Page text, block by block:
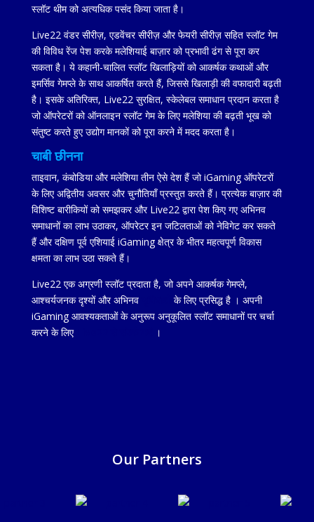
स्लॉट थीम को अत्यधिक पसंद किया जाता है।
Live22 वंडर सीरीज़, एडवेंचर सीरीज़ और फेयरी सीरीज़ सहित स्लॉट गेम
की विविध रेंज पेश करके मलेशियाई बाज़ार को प्रभावी ढंग से पूरा कर
सकता है। ये कहानी-चालित स्लॉट खिलाड़ियों को आकर्षक कथाओं और
इमर्सिव गेमप्ले के साथ आकर्षित करते हैं, जिससे खिलाड़ी की वफादारी बढ़ती
है। इसके अतिरिक्त, Live22 सुरक्षित, स्केलेबल समाधान प्रदान करता है
जो ऑपरेटरों को ऑनलाइन स्लॉट गेम के लिए मलेशिया की बढ़ती भूख को
संतुष्ट करते हुए उद्योग मानकों को पूरा करने में मदद करता है।
चाबी छीनना
ताइवान, कंबोडिया और मलेशिया तीन ऐसे देश हैं जो iGaming ऑपरेटरों
के लिए अद्वितीय अवसर और चुनौतियाँ प्रस्तुत करते हैं। प्रत्येक बाज़ार की
विशिष्ट बारीकियों को समझकर और Live22 द्वारा पेश किए गए अभिनव
समाधानों का लाभ उठाकर, ऑपरेटर इन जटिलताओं को नेविगेट कर सकते
हैं और दक्षिण पूर्व एशियाई iGaming क्षेत्र के भीतर महत्वपूर्ण विकास
क्षमता का लाभ उठा सकते हैं।
Live22 एक अग्रणी स्लॉट प्रदाता है, जो अपने आकर्षक गेमप्ले,
आश्चर्यजनक दृश्यों और अभिनव
के लिए प्रसिद्ध है । अपनी
iGaming आवश्यकताओं के अनुरूप अनुकूलित स्लॉट समाधानों पर चर्चा
करने के लिए
।
Our Partners